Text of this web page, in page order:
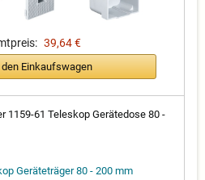
39,64 €
den Einkaufswagen
1159-61 Teleskop Gerätedose 80 -
Geräteträger 80 - 200 mm